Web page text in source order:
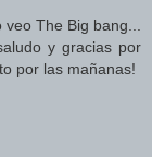
veo The Big bang...
y gracias por
por las mañanas!